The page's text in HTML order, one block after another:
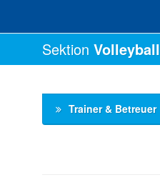
Sektion Volleyball
Trainer & Betreuer